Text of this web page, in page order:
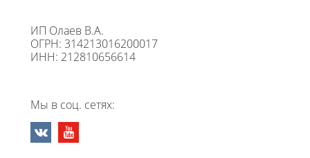
ИП Олаев В.А.
ОГРН: 314213016200017
ИНН: 212810656614
Мы в соц. сетях: